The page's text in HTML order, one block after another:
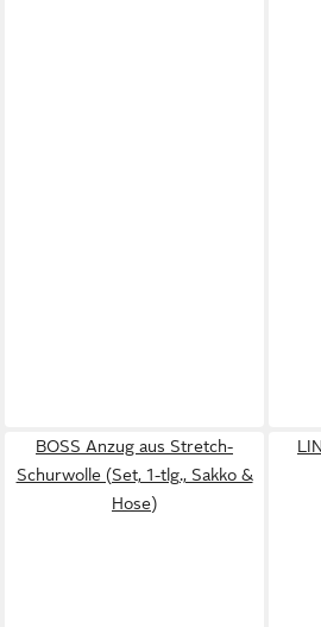
BOSS Anzug aus Stretch-
Schurwolle (Set, 1-tlg., Sakko &
Hose)